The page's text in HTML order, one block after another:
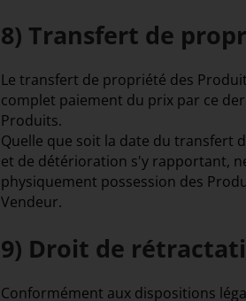
8) Transfert de
Le transfert de propriété des
complet paiement du prix par ce
Produits.
Quelle que soit la date du transfert
et de détérioration s'y rapportant,
physiquement possession des
Vendeur.
9) Droit de
Conformément aux dispositions